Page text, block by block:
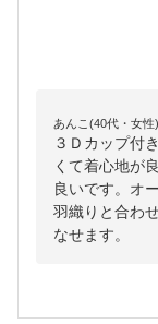
あんこ(40代・女性)
３Ｄカップ付
くて着心地が
良いです。オ
羽織りと合わ
なせます。